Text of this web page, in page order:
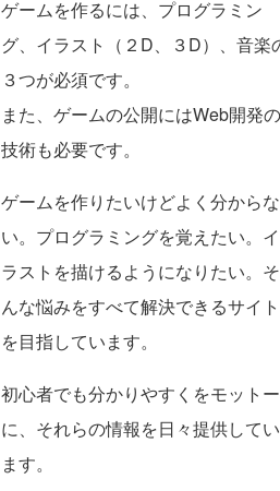
ゲームを作るには、プログラミン
グ、イラスト（２D、３D）、音楽
３つが必須です。
また、ゲームの公開にはWeb開発の
技術も必要です。
ゲームを作りたいけどよく分からな
い。プログラミングを覚えたい。イ
ラストを描けるようになりたい。そ
んな悩みをすべて解決できるサイト
を目指しています。
初心者でも分かりやすくをモットー
に、それらの情報を日々提供してい
ます。